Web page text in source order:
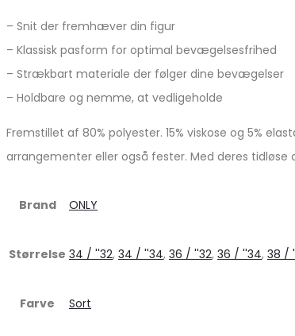
– Snit der fremhæver din figur
– Klassisk pasform for optimal bevægelsesfrihed
– Strækbart materiale der følger dine bevægelser
– Holdbare og nemme, at vedligeholde
Fremstillet af 80% polyester. 15% viskose og 5%
arrangementer eller også fester. Med deres tidløse
Brand ONLY
Størrelse 34 / ''32, 34 / ''34, 36 / ''32, 36 / ''34, 38 /
Farve Sort